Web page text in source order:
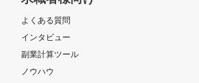
よくある質問
インタビュー
副業計算ツール
ノウハウ